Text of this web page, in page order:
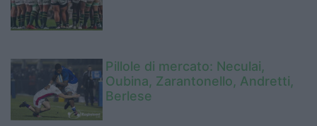
Pillole di mercato: Neculai,
Oubina, Zarantonello, Andretti,
Berlese